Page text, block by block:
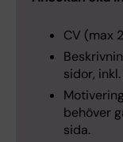
CV (max
sidor,
behöver
sida.